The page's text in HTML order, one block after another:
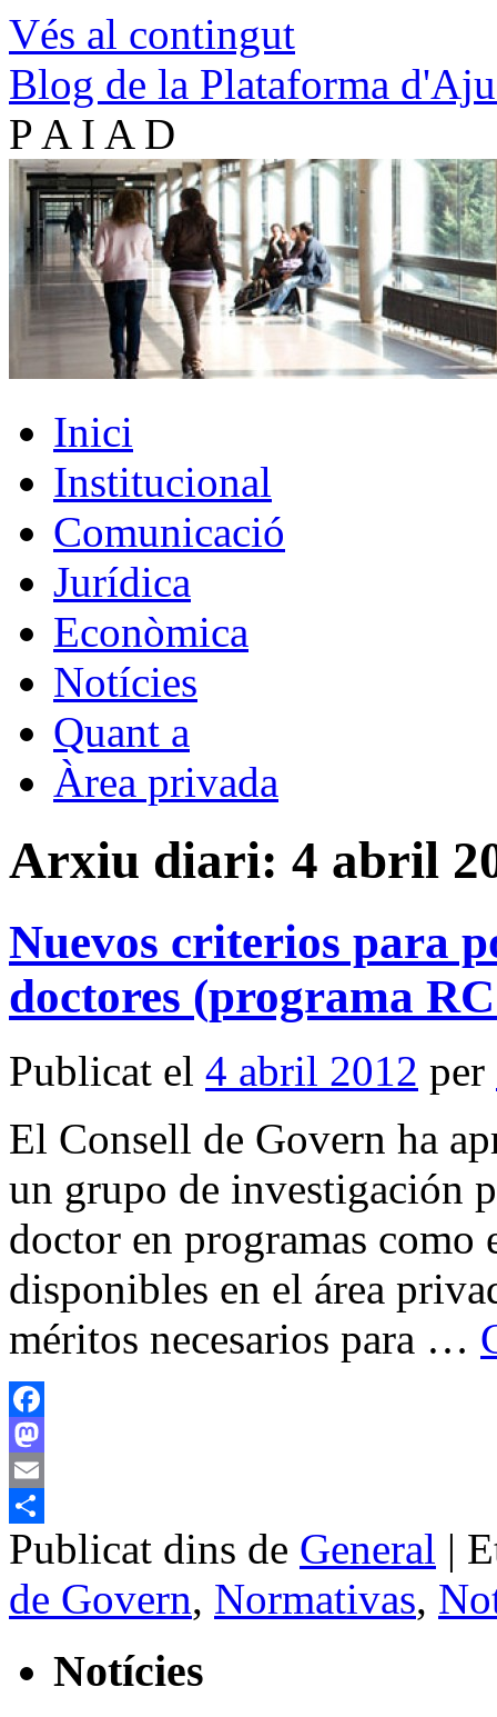
Vés al contingut
Blog de la Plataforma
P A I A D
Inici
Institucional
Comunicació
Jurídica
Econòmica
Notícies
Quant a
Àrea privada
Arxiu diari: 4 abril
Nuevos criterios para
doctores (programa
Publicat el 4 abril 2012 per
El Consell de Govern ha
un grupo de investigación
doctor en programas como
disponibles en el área
méritos necesarios para …
Facebook
Mastodon
Email
Comparteix
Publicat dins de General |
de Govern, Normativas,
Notícies